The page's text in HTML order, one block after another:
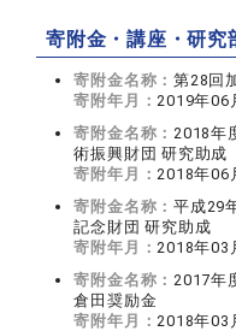
寄附金・講座・研究
寄附金名称：第28回
寄附年月： 2019年06
寄附金名称： 2018年
術振興財団 研究助成
寄附年月： 2018年06
寄附金名称：平成29
記念財団 研究助成
寄附年月： 2018年03
寄附金名称： 2017年
倉田奨励金
寄附年月： 2018年03